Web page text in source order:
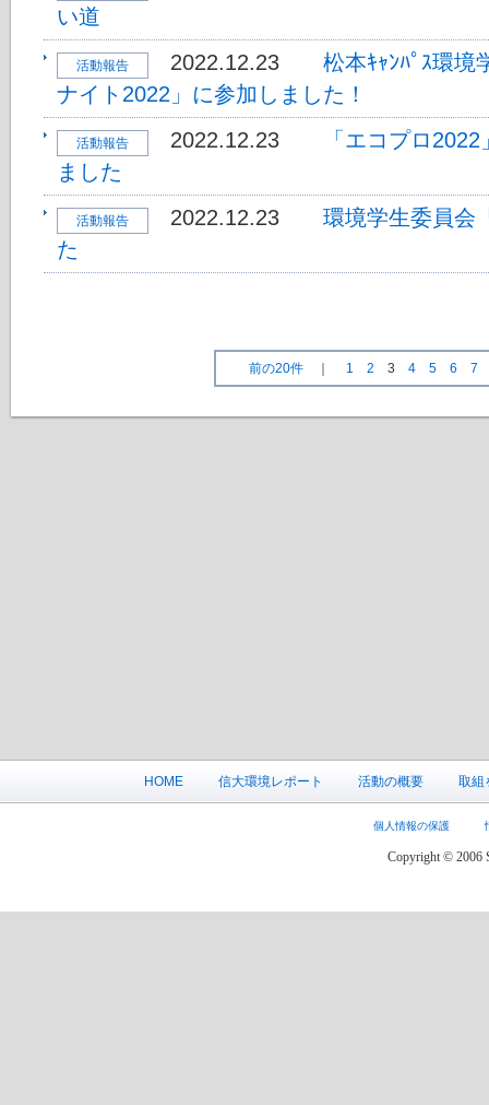
い道
活動報告 2022.12.23 松本ｷｬﾝﾊﾟｽ環境
ナイト2022」に参加しました！
活動報告 2022.12.23
「エコプロ
ました
活動報告 2022.12.23 環境学生委員会
た
前の20件 1 2 3 4 5 6 7
HOME 信大環境レポート 活動の概要 取組
個人情報の保護
Copyright © 2006